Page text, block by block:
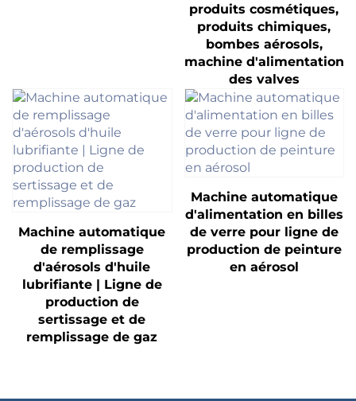
produits cosmétiques,
produits chimiques,
bombes aérosols,
machine d'alimentation
des valves
Machine automatique
de remplissage
d'aérosols d'huile
lubrifiante | Ligne de
production de
sertissage et de
remplissage de gaz
Machine automatique
d'alimentation en billes
de verre pour ligne de
production de peinture
en aérosol